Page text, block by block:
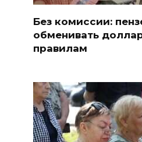
Без комиссии:
обменивать
правилам